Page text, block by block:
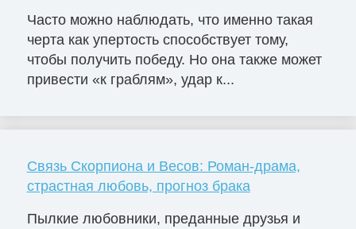
Часто можно наблюдать, что именно такая
черта как упертость способствует тому,
чтобы получить победу. Но она также может
привести «к граблям», удар к...
Связь Скорпиона и Весов: Роман-драма,
страстная любовь, прогноз брака
Пылкие любовники, преданные друзья и